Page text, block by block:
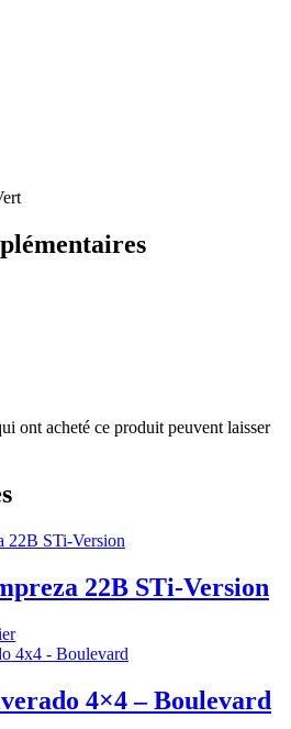
ont acheté ce produit peuvent laisser
22B STi-Version
4×4 – Boulevard